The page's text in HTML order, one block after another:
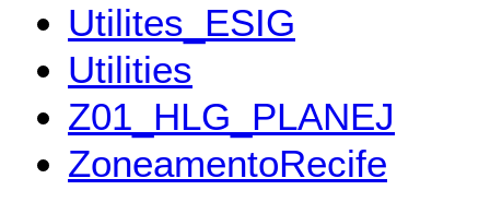
Utilites_ESIG
Utilities
Z01_HLG_PLANEJ
ZoneamentoRecife